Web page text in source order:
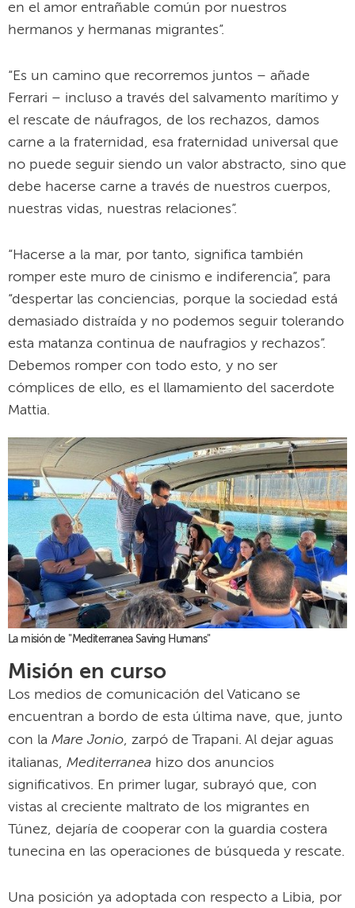
en el amor entrañable común por nuestros
hermanos y hermanas migrantes”.
“Es un camino que recorremos juntos – añade
Ferrari – incluso a través del salvamento marítimo y
el rescate de náufragos, de los rechazos, damos
carne a la fraternidad, esa fraternidad universal que
no puede seguir siendo un valor abstracto, sino que
debe hacerse carne a través de nuestros cuerpos,
nuestras vidas, nuestras relaciones”.
“Hacerse a la mar, por tanto, significa también
romper este muro de cinismo e indiferencia”, para
“despertar las conciencias, porque la sociedad está
demasiado distraída y no podemos seguir tolerando
esta matanza continua de naufragios y rechazos”.
Debemos romper con todo esto, y no ser
cómplices de ello, es el llamamiento del sacerdote
Mattia.
La misión de "Mediterranea Saving Humans"
Misión en curso
Los medios de comunicación del Vaticano se
encuentran a bordo de esta última nave, que, junto
con la Mare Jonio , zarpó de Trapani. Al dejar aguas
italianas, Mediterranea hizo dos anuncios
significativos. En primer lugar, subrayó que, con
vistas al creciente maltrato de los migrantes en
Túnez, dejaría de cooperar con la guardia costera
tunecina en las operaciones de búsqueda y rescate.
Una posición ya adoptada con respecto a Libia, por